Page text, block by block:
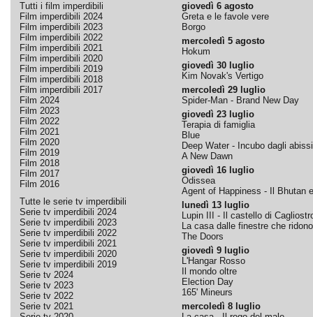
Tutti i film imperdibili
Film imperdibili 2024
Film imperdibili 2023
Film imperdibili 2022
Film imperdibili 2021
Film imperdibili 2020
Film imperdibili 2019
Film imperdibili 2018
Film imperdibili 2017
Film 2024
Film 2023
Film 2022
Film 2021
Film 2020
Film 2019
Film 2018
Film 2017
Film 2016
Tutte le serie tv imperdibili
Serie tv imperdibili 2024
Serie tv imperdibili 2023
Serie tv imperdibili 2022
Serie tv imperdibili 2021
Serie tv imperdibili 2020
Serie tv imperdibili 2019
Serie tv 2024
Serie tv 2023
Serie tv 2022
Serie tv 2021
giovedì 6 agosto
Greta e le favole vere
Borgo
mercoledì 5 agosto
Hokum
giovedì 30 luglio
Kim Novak's Vertigo
mercoledì 29 luglio
Spider-Man - Brand New Day
giovedì 23 luglio
Terapia di famiglia
Blue
Deep Water - Incubo dagli abissi
A New Dawn
giovedì 16 luglio
Odissea
Agent of Happiness - Il Bhutan
lunedì 13 luglio
Lupin III - Il castello di
La casa dalle finestre che ridono
The Doors
giovedì 9 luglio
L'Hangar Rosso
Il mondo oltre
Election Day
165' Mineurs
mercoledì 8 luglio